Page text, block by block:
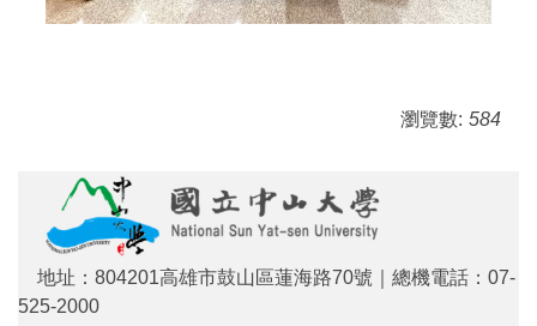
瀏覽數: 584
地址：804201高雄市鼓山區蓮海路70號｜總機電話：07-
525-2000